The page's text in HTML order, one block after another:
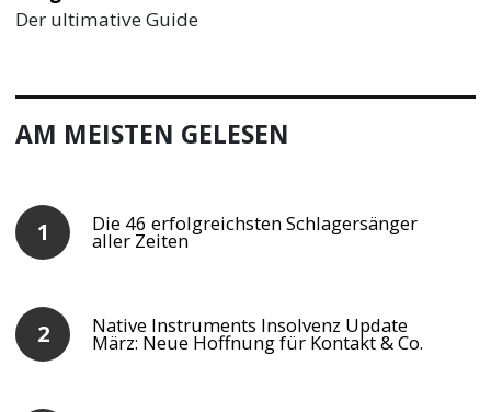
Der ultimative Guide
AM MEISTEN GELESEN
Die 46 erfolgreichsten Schlagersänger
aller Zeiten
Native Instruments Insolvenz Update
März: Neue Hoffnung für Kontakt & Co.